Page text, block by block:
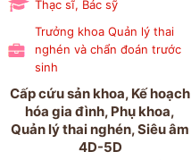
Thạc sĩ, Bác sỹ
Trưởng khoa Quản lý thai
nghén và chẩn đoán trước
sinh
Cấp cứu sản khoa, Kế hoạch
hóa gia đình, Phụ khoa,
Quản lý thai nghén, Siêu âm
4D-5D